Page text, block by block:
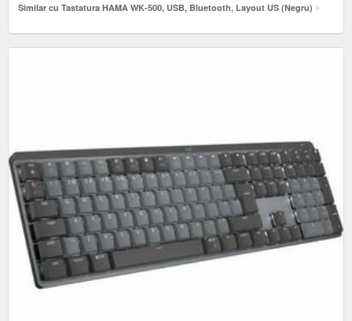
Similar cu Tastatura HAMA WK-500, USB, Bluetooth, Layout US (Negru)